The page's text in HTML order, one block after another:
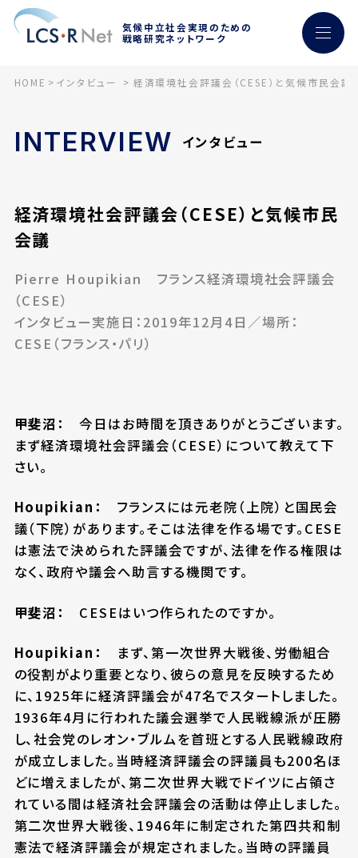
気候中立社会実現のための
戦略研究ネットワーク
HOME インタビュー 経済環境社会評議会（CESE）と気候市民会議
INTERVIEW インタビュー
経済環境社会評議会（CESE）と気候市民
会議
Pierre Houpikian フランス経済環境社会評議会
（CESE）
インタビュー実施日：2019年12月4日／場所：
CESE（フランス・パリ）
甲斐沼：
今日はお時間を頂きありがとうございます。
まず経済環境社会評議会（CESE）について教えて下
さい。
Houpikian：
フランスには元老院（上院）と国民会
議（下院）があります。そこは法律を作る場です。CESE
は憲法で決められた評議会ですが、法律を作る権限は
なく、政府や議会へ助言する機関です。
甲斐沼： CESEはいつ作られたのですか。
Houpikian：
まず、第一次世界大戦後、労働組合
の役割がより重要となり、彼らの意見を反映するため
に、1925年に経済評議会が47名でスタートしました。
1936年4月に行われた議会選挙で人民戦線派が圧勝
し、社会党のレオン・ブルムを首班とする人民戦線政府
が成立しました。当時経済評議会の評議員も200名ほ
どに増えましたが、第二次世界大戦でドイツに占領さ
れている間は経済社会評議会の活動は停止しました。
第二次世界大戦後、1946年に制定された第四共和制
憲法で経済評議会が規定されました。当時の評議員